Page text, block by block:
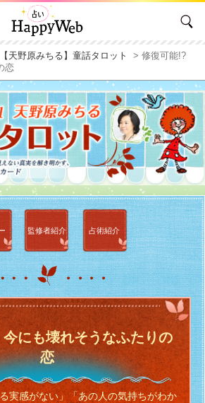
【天野原みちる】童話タロット
> 修復可能!?
恋
監修者紹介 占術紹介
にも壊れそうなふたりの
恋
実感がない」「あの人の気持ちがわか